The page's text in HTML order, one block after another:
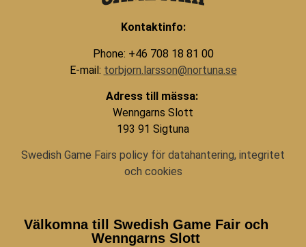
Kontaktinfo:
Phone: +46 708 18 81 00
E-mail: torbjorn.larsson@nortuna.se
Adress till mässa:
Wenngarns Slott
193 91 Sigtuna
Swedish Game Fairs policy för datahantering, integritet
och cookies
Välkomna till Swedish Game Fair och
Wenngarns Slott